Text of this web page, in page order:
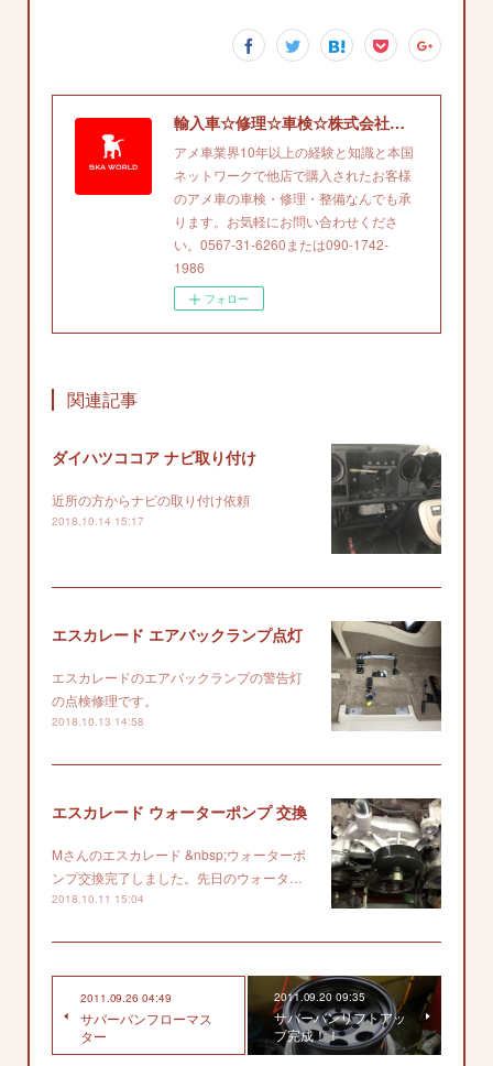
輸入車☆修理☆車検☆株式会社エスケイエイワールド'
アメ車業界10年以上の経験と知識と本国
ネットワークで他店で購入されたお客様
のアメ車の車検・修理・整備なんでも承
ります。お気軽にお問い合わせくださ
い。0567-31-6260または090-1742-
1986
フォロー
関連記事
ダイハツココア ナビ取り付け
近所の方からナビの取り付け依頼
2018.10.14 15:17
エスカレード エアバックランプ点灯
エスカレードのエアバックランプの警告灯
の点検修理です。
2018.10.13 14:58
エスカレード ウォーターポンプ 交換
Mさんのエスカレード &nbsp;ウォーターポ
ンプ交換完了しました。先日のウォータ…
2018.10.11 15:04
2011.09.26 04:49
サバーバンフローマス
ター
2011.09.20 09:35
サバーバンリフトアッ
プ完成！！